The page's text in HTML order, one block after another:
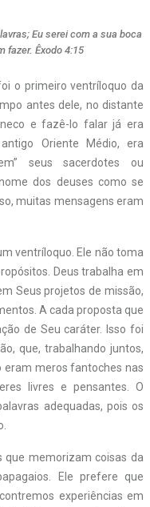
Eu serei com a sua boca
fazer. Êxodo 4:15
o primeiro ventríloquo da
antes dele, no distante
e fazê-lo falar já era
Oriente Médio, era
seus sacerdotes ou
dos deuses como se
muitas mensagens eram
ventríloquo. Ele não toma
Deus trabalha em
Seus projetos de missão,
A cada proposta que
de Seu caráter. Isso foi
que, trabalhando juntos,
eram meros fantoches nas
livres e pensantes. O
adequadas, pois os
que memorizam coisas da
Ele prefere que
experiências em